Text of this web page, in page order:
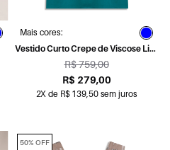
Mais cores:
Vestido Curto Crepe de Viscose Liso
Old Blue
R$ 759,00
R$ 279,00
2X de R$ 139,50 sem juros
50% OFF